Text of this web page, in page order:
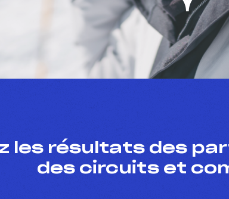
les résultats des
des circuits et